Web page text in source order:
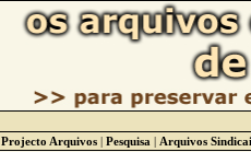
Projecto Arquivos| Pesquisa | Arquivos